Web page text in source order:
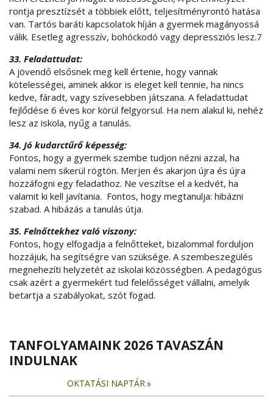
rontja presztízsét a többiek előtt, teljesítményrontó hatása
van. Tartós baráti kapcsolatok híján a gyermek magányossá
válik. Esetleg agresszív, bohóckodó vagy depressziós lesz.7
33. Feladattudat:
A jövendő elsősnek meg kell értenie, hogy vannak
kötelességei, aminek akkor is eleget kell tennie, ha nincs
kedve, fáradt, vagy szívesebben játszana. A feladattudat
fejlődése 6 éves kor körül felgyorsul. Ha nem alakul ki, nehéz
lesz az iskola, nyűg a tanulás.
34. Jó kudarctűrő képesség:
Fontos, hogy a gyermek szembe tudjon nézni azzal, ha
valami nem sikerül rögtön. Merjen és akarjon újra és újra
hozzáfogni egy feladathoz. Ne veszítse el a kedvét, ha
valamit ki kell javítania. Fontos, hogy megtanulja: hibázni
szabad. A hibázás a tanulás útja.
35. Felnőttekhez való viszony:
Fontos, hogy elfogadja a felnőtteket, bizalommal forduljon
hozzájuk, ha segítségre van szüksége. A szembeszegülés
megnehezíti helyzetét az iskolai közösségben. A pedagógus
csak azért a gyermekért tud felelősséget vállalni, amelyik
betartja a szabályokat, szót fogad.
TANFOLYAMAINK 2026 TAVASZÁN
INDULNAK
OKTATÁSI NAPTÁR